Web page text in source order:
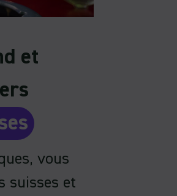
et
vous
suisses et